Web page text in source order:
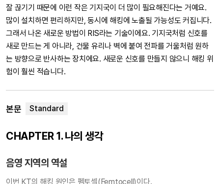
잘 끊기기 때문에 이런 작은 기지국이 더 많이 필요해진다는 거예요.
많이 설치하면 편리하지만, 동시에 해킹에 노출될 가능성도 커집니다.
그래서 나온 새로운 방법이 RIS라는 기술이에요. 기지국처럼 신호를
새로 만드는 게 아니라, 건물 유리나 벽에 붙여 전파를 거울처럼 원하
는 방향으로 반사하는 장치에요. 새로운 신호를 만들지 않으니 해킹 위
험이 훨씬 적습니다.
본문
CHAPTER 1. 나의 생각
음영 지역의 역설
이번 KT의 해킹 원인은 펨토셀(Femtocell)이다.